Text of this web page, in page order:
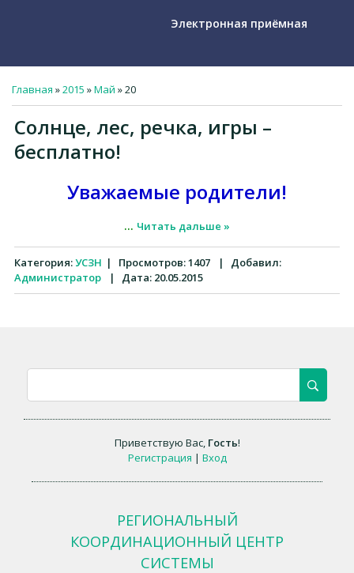
Электронная приёмная
Главная »2015 »Май »20
Солнце, лес, речка, игры –
бесплатно!
Уважаемые родители!
... Читать дальше »
Категория:УСЗН | Просмотров:1407 |
Добавил:
Администратор
| Дата: 20.05.2015
Приветствую Вас, Гость!
Регистрация | Вход
РЕГИОНАЛЬНЫЙ
КООРДИНАЦИОННЫЙ ЦЕНТР
СИСТЕМЫ